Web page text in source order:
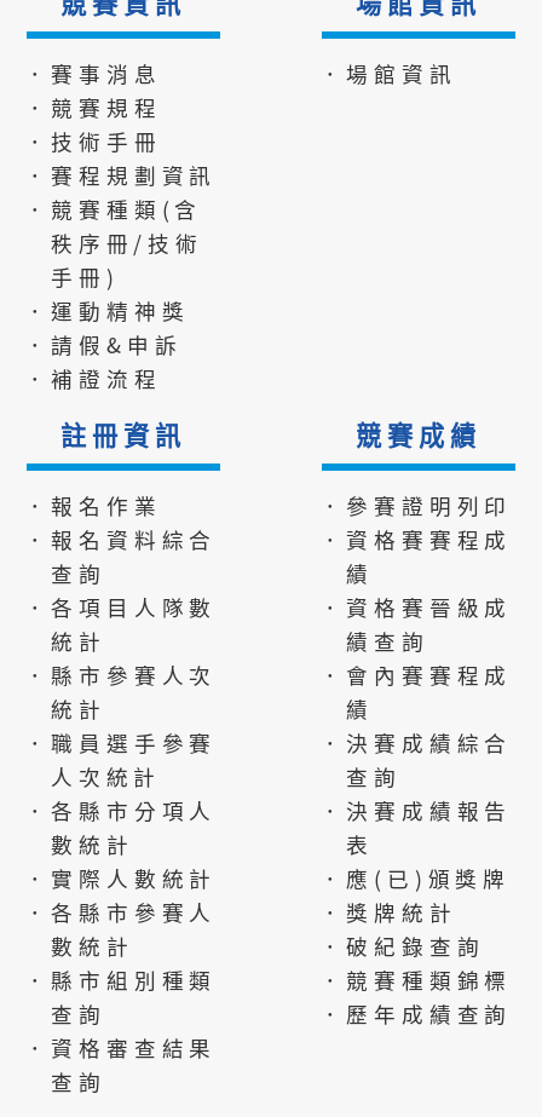
．賽事消息
．競賽規程
．技術手冊
．賽程規劃資訊
．競賽種類(含
秩序冊/技術
手冊)
．運動精神獎
．請假&申訴
．補證流程
．場館資訊
註冊資訊
．報名作業
．報名資料綜合
查詢
．各項目人隊數
統計
．縣市參賽人次
統計
．職員選手參賽
人次統計
．各縣市分項人
數統計
．實際人數統計
．各縣市參賽人
數統計
．縣市組別種類
查詢
．資格審查結果
查詢
競賽成績
．參賽證明列印
．資格賽賽程成
績
．資格賽晉級成
績查詢
．會內賽賽程成
績
．決賽成績綜合
查詢
．決賽成績報告
表
．應(已)頒獎牌
．獎牌統計
．破紀錄查詢
．競賽種類錦標
．歷年成績查詢